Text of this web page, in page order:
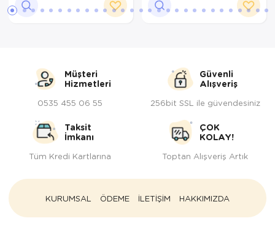
Müşteri
Hizmetleri
0535 455 06 55
Güvenli
Alışveriş
256bit SSL ile güvendesiniz
Taksit
İmkanı
Tüm Kredi Kartlarına
ÇOK
KOLAY!
Toptan Alışveriş Artık
KURUMSAL ÖDEME İLETİŞİM HAKKIMIZDA